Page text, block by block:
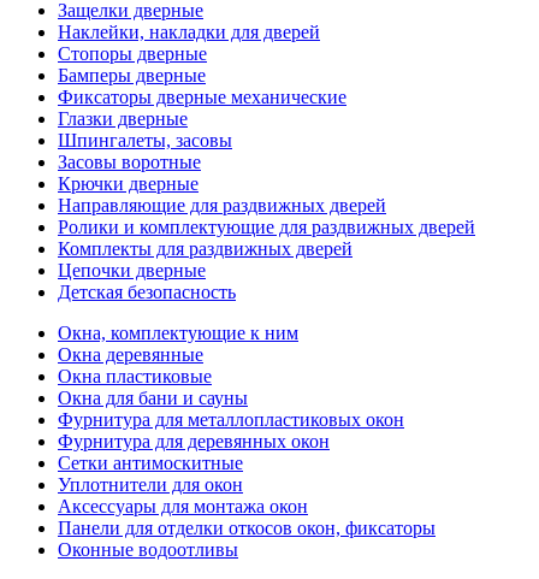
Защелки дверные
Наклейки, накладки для дверей
Стопоры дверные
Бамперы дверные
Фиксаторы дверные механические
Глазки дверные
Шпингалеты, засовы
Засовы воротные
Крючки дверные
Направляющие для раздвижных дверей
Ролики и комплектующие для раздвижных дверей
Комплекты для раздвижных дверей
Цепочки дверные
Детская безопасность
Окна, комплектующие к ним
Окна деревянные
Окна пластиковые
Окна для бани и сауны
Фурнитура для металлопластиковых окон
Фурнитура для деревянных окон
Сетки антимоскитные
Уплотнители для окон
Аксессуары для монтажа окон
Панели для отделки откосов окон, фиксаторы
Оконные водоотливы